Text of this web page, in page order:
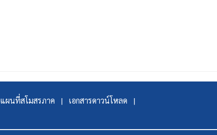
แผนที่สโมสรภาค |
เอกสารดาวน์โหลด |